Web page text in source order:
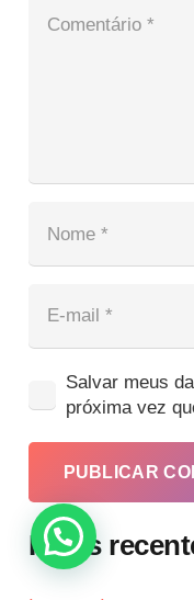
Salvar meus
próxima vez
PUBLICAR
Posts